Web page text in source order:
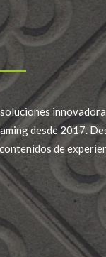
desde 2017.
de